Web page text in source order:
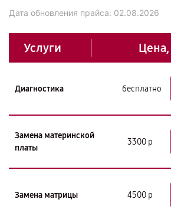
Дата обновления прайса: 02.08.2026
Услуги Цена,
Диагностика бесплатно
Замена материнской
платы
3300 р
Замена матрицы 4500 р